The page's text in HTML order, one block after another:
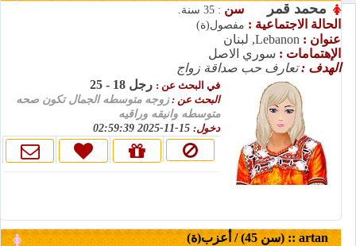
محمد قمر سن : 35 سنة.
الحالة الاجتماعية : مفصول(ة)
عنوان : Lebanon, لبنان
الإهتمامات : سوري الاصل
الهدف :تعارف حب صداقة زواج
في البحث عن : رجل 18 - 25
البحث عن :زوجه متوسطه الجمال تكون صحه
متوسطه وانيقه وراقيه
دخول:
artan :: (سن 45) / أعزب(ة)